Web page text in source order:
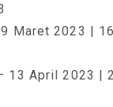
Maret 2023 |
13 April 2023 |